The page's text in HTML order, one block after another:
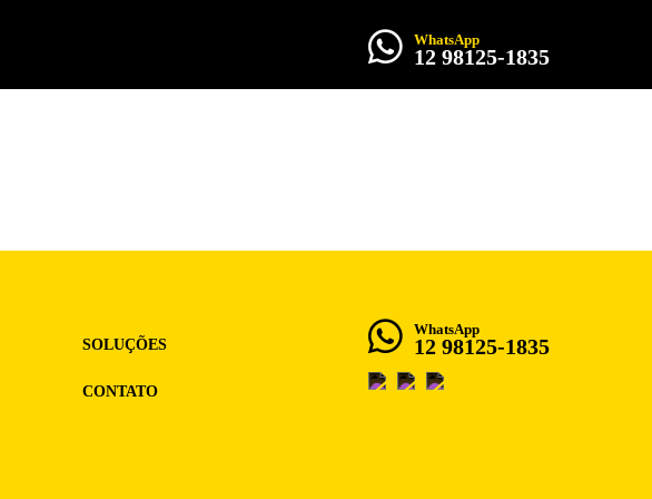
WhatsApp
12 98125-1835
SOLUÇÕES
CONTATO
WhatsApp
12 98125-1835